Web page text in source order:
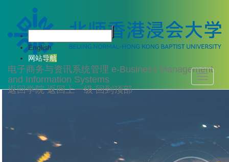
电子商务与资讯系统管理 e-Business Management
and Information Systems
返回学院 返回上一级 回到顶部
English
网站导航
Toggle